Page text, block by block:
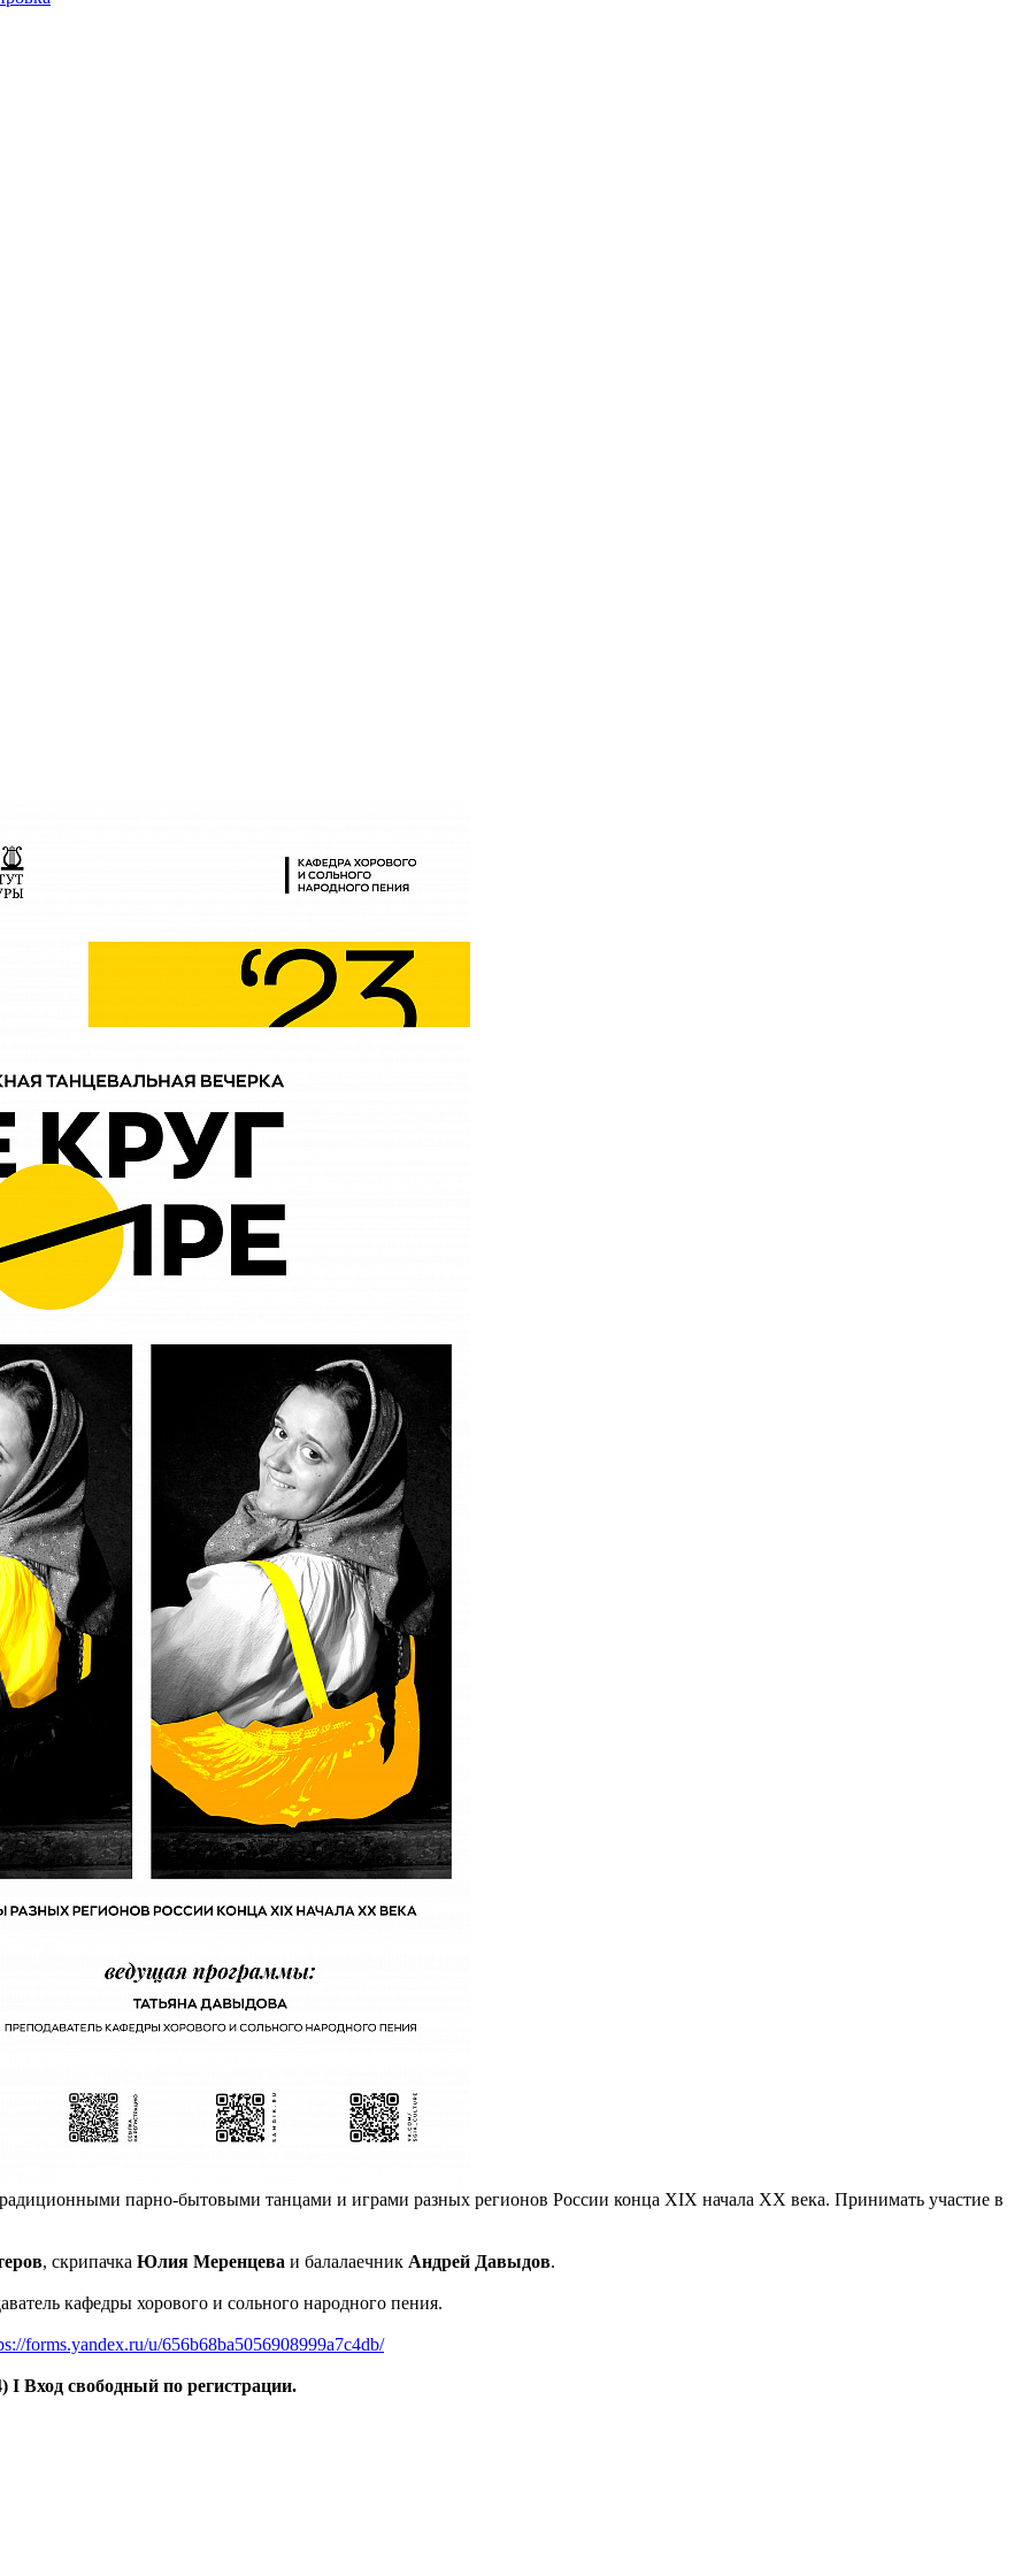
парно-бытовыми танцами и играми разных регионов России конца XIX начала ХХ века. Принимать участие в
, скрипачка Юлия Меренцева и балалаечник Андрей Давыдов.
кафедры хорового и сольного народного пения.
forms.yandex.ru/u/656b68ba5056908999a7c4db/
Вход свободный по регистрации.